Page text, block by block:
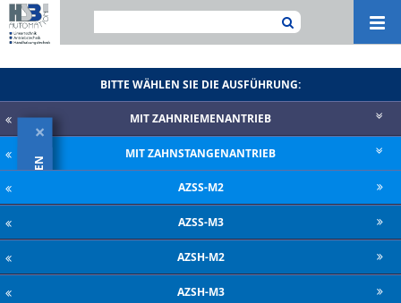
×
KATALOG HERUNTERLADEN
BITTE WÄHLEN SIE DIE AUSFÜHRUNG:
MIT ZAHNRIE­MENANTRIEB
MIT ZAHNSTANGENANTRIEB
AZSS-M2
AZSS-M3
AZSH-M2
AZSH-M3